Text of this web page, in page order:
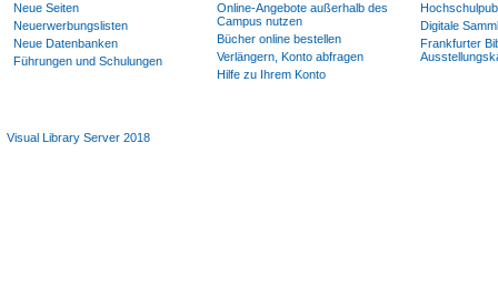
Neue Seiten
Neuerwerbungslisten
Neue Datenbanken
Führungen und Schulungen
Online-Angebote außerhalb des
Campus nutzen
Bücher online bestellen
Verlängern, Konto abfragen
Hilfe zu Ihrem Konto
Digitale
Frankfurter
Visual Library Server 2018